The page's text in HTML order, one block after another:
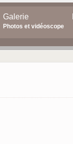
Galerie
Photos et vidéoscope